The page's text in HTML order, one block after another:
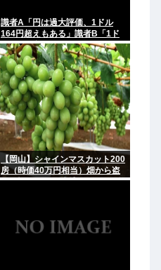
識者A「円は過大評価、1ドル
164円超えもある」識者B「1ド
ル140円台もある」どっちなの
【岡山】シャインマスカット200
房（時価40万円相当）畑から盗
んだ疑いで男を逮捕 ネットで販